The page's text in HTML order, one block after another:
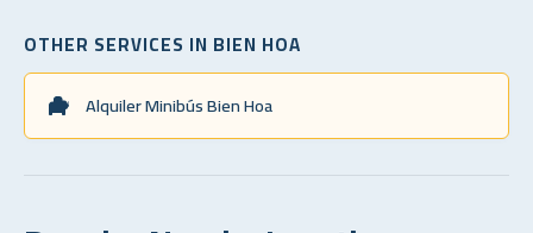
OTHER SERVICES IN BIEN HOA
Alquiler Minibús Bien Hoa